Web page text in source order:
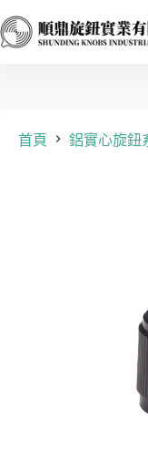
至
首頁
鋁實心旋鈕